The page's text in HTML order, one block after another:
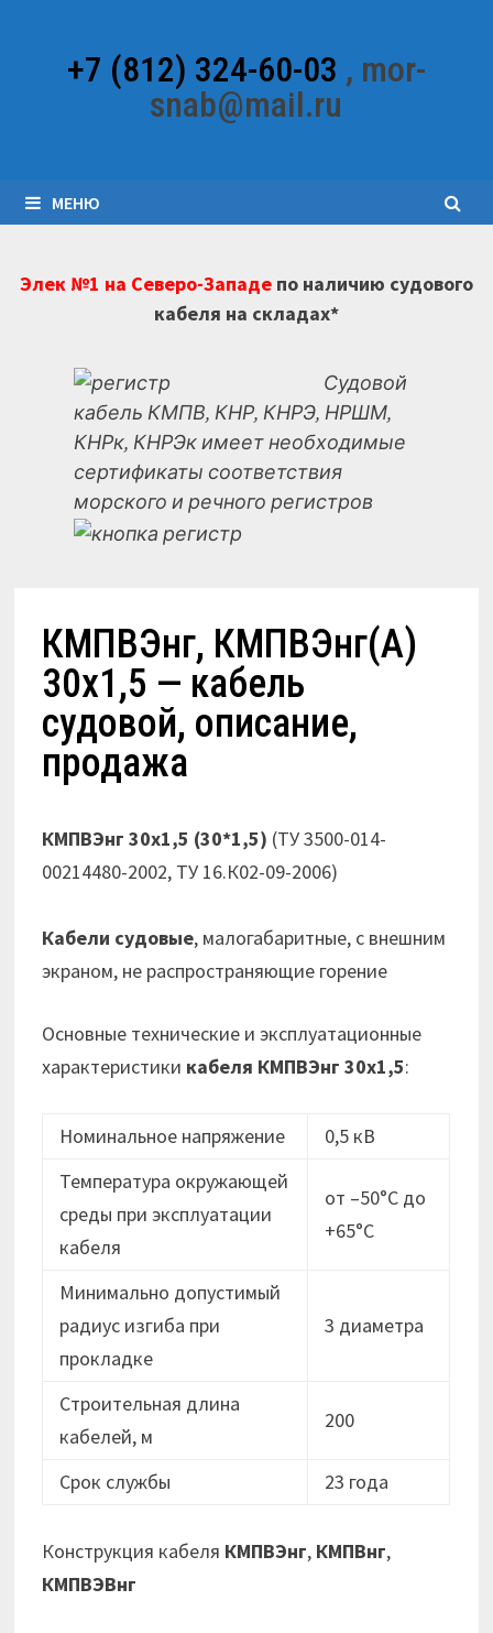
содержимому+7 (812) 324-60-03 , mor-
snab@mail.ru
МЕНЮ
Элек №1 на Северо-Западепо наличию судового
кабеля на складах*
Судовой
кабель КМПВ, КНР, КНРЭ, НРШМ,
КНРк, КНРЭк имеет необходимые
сертификаты соответствия
морского и речного регистров
КМПВЭнг, КМПВЭнг(А)
30х1,5 — кабель
судовой, описание,
продажа
КМПВЭнг 30х1,5 (30*1,5) (ТУ 3500-014-
00214480-2002, ТУ 16.К02-09-2006)
Кабели судовые, малогабаритные, с внешним
экраном, не распространяющие горение
Основные технические и эксплуатационные
характеристики кабеля КМПВЭнг 30х1,5:
Номинальное напряжение
0,5 кВ
Температура окружающей
среды при эксплуатации
кабеля
от –50°C до
+65°C
Минимально допустимый
радиус изгиба при
прокладке
3 диаметра
Строительная длина
кабелей, м
200
Срок службы 23 года
Конструкция кабеля КМПВЭнг, КМПВнг,
КМПВЭВнг